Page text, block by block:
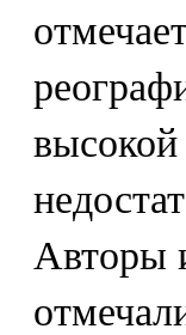
высокой
Авторы